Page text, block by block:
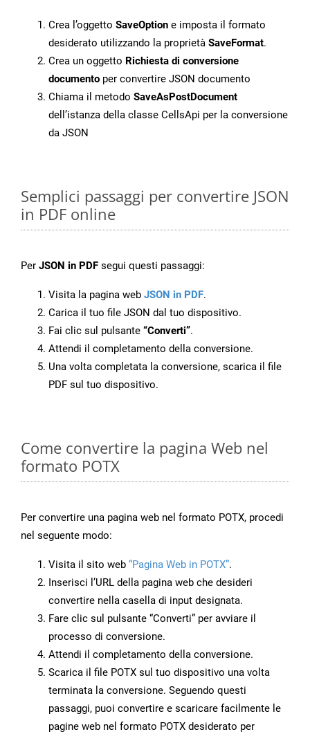
Crea l’oggetto SaveOption e imposta il formato
desiderato utilizzando la proprietà SaveFormat.
Crea un oggetto Richiesta di conversione
documento per convertire JSON documento
Chiama il metodo SaveAsPostDocument
dell’istanza della classe CellsApi per la conversione
da JSON
Semplici passaggi per convertire JSON
in PDF online
Per JSON in PDF segui questi passaggi:
Visita la pagina web JSON in PDF.
Carica il tuo file JSON dal tuo dispositivo.
Fai clic sul pulsante “Converti”.
Attendi il completamento della conversione.
Una volta completata la conversione, scarica il file
PDF sul tuo dispositivo.
Come convertire la pagina Web nel
formato POTX
Per convertire una pagina web nel formato POTX, procedi
nel seguente modo:
Visita il sito web “Pagina Web in POTX”.
Inserisci l’URL della pagina web che desideri
convertire nella casella di input designata.
Fare clic sul pulsante “Converti” per avviare il
processo di conversione.
Attendi il completamento della conversione.
Scarica il file POTX sul tuo dispositivo una volta
terminata la conversione. Seguendo questi
passaggi, puoi convertire e scaricare facilmente le
pagine web nel formato POTX desiderato per